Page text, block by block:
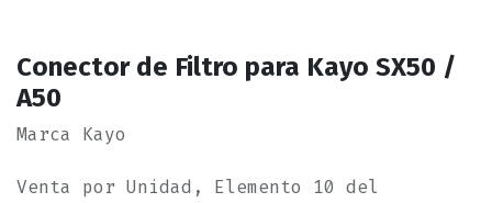
Conector de Filtro para Kayo SX50 /
A50
Marca Kayo
Venta por Unidad, Elemento 10 del